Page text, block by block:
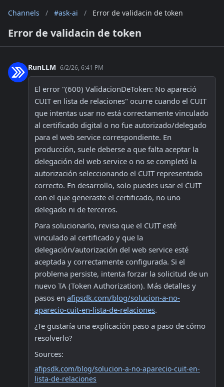
Channels / #ask-ai / Error de validacin de token
Error de validacin de token
RunLLM 6/2/26, 6:41 PM
El error "(600) ValidacionDeToken: No apareció
CUIT en lista de relaciones" ocurre cuando el CUIT
que intentas usar no está correctamente vinculado
al certificado digital o no fue autorizado/delegado
para el web service correspondiente. En
producción, suele deberse a que falta aceptar la
delegación del web service o no se completó la
autorización seleccionando el CUIT representado
correcto. En desarrollo, solo puedes usar el CUIT
con el que generaste el certificado, no uno
delegado ni de terceros.
Para solucionarlo, revisa que el CUIT esté
vinculado al certificado y que la
delegación/autorización del web service esté
aceptada y correctamente configurada. Si el
problema persiste, intenta forzar la solicitud de un
nuevo TA (Token Authorization). Más detalles y
pasos en afipsdk.com/blog/solucion-a-no-
aparecio-cuit-en-lista-de-relaciones.
¿Te gustaría una explicación paso a paso de cómo
resolverlo?
Sources:
afipsdk.com/blog/solucion-a-no-aparecio-cuit-en-
lista-de-relaciones